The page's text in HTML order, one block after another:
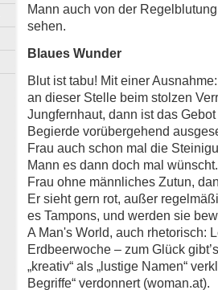
Mann auch von der
sehen.
Blaues Wunder
Blut ist tabu! Mit einer
an dieser Stelle beim stolzen
Jungfernhaut, dann ist das
Begierde vorübergehend
Frau auch schon mal die
Mann es dann doch mal
Frau ohne männliches Zutun,
Er sieht gern rot, außer
es Tampons, und werden sie
A Man's World, auch rhetorisch:
Erdbeerwoche – zum Glück
„kreativ“ als „lustige Namen“
Begriffe“ verdonnert (woman.at).